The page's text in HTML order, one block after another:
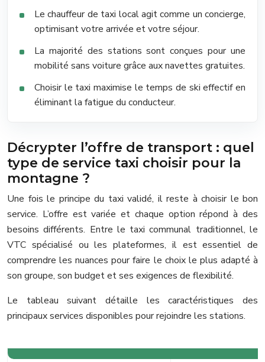
Le chauffeur de taxi local agit comme un concierge,
optimisant votre arrivée et votre séjour.
La majorité des stations sont conçues pour une
mobilité sans voiture grâce aux navettes gratuites.
Choisir le taxi maximise le temps de ski effectif en
éliminant la fatigue du conducteur.
Décrypter l’offre de transport : quel
type de service taxi choisir pour la
montagne ?
Une fois le principe du taxi validé, il reste à choisir le bon
service. L’offre est variée et chaque option répond à des
besoins différents. Entre le taxi communal traditionnel, le
VTC spécialisé ou les plateformes, il est essentiel de
comprendre les nuances pour faire le choix le plus adapté à
son groupe, son budget et ses exigences de flexibilité.
Le tableau suivant détaille les caractéristiques des
principaux services disponibles pour rejoindre les stations.